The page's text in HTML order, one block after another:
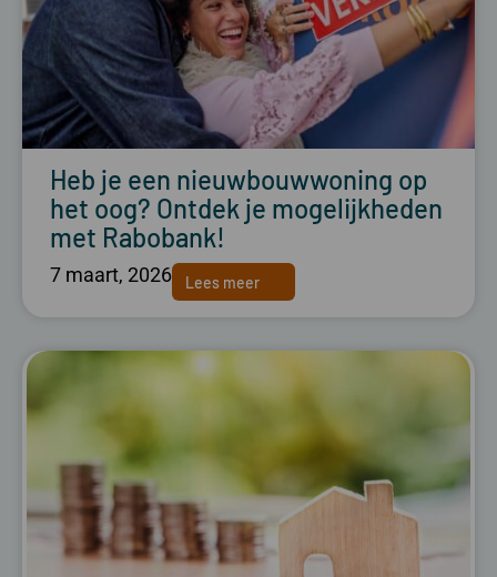
Heb je een nieuwbouwwoning op
het oog? Ontdek je mogelijkheden
met Rabobank!
7 maart, 2026 Lees meer